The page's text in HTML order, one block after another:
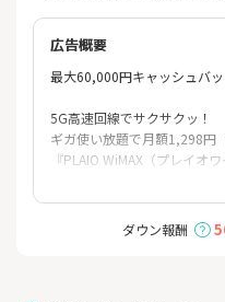
広告概要
最大60,000円キャッシュバッ
5G高速回線でサクサクッ！
ギガ使い放題で月額1,298円
『PLAIO WiMAX（プレイオ
乗り換えなら最大60,000円
新規契約なら28,200円キャ
ダウン報酬